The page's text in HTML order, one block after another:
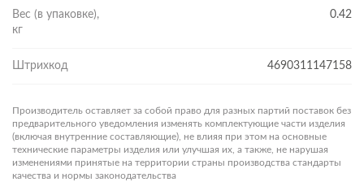
Вес (в упаковке),
кг
0.42
Штрихкод 4690311147158
Производитель оставляет за собой право для разных партий поставок без
предварительного уведомления изменять комплектующие части изделия
(включая внутренние составляющие), не влияя при этом на основные
технические параметры изделия или улучшая их, а также, не нарушая
изменениями принятые на территории страны производства стандарты
качества и нормы законодательства